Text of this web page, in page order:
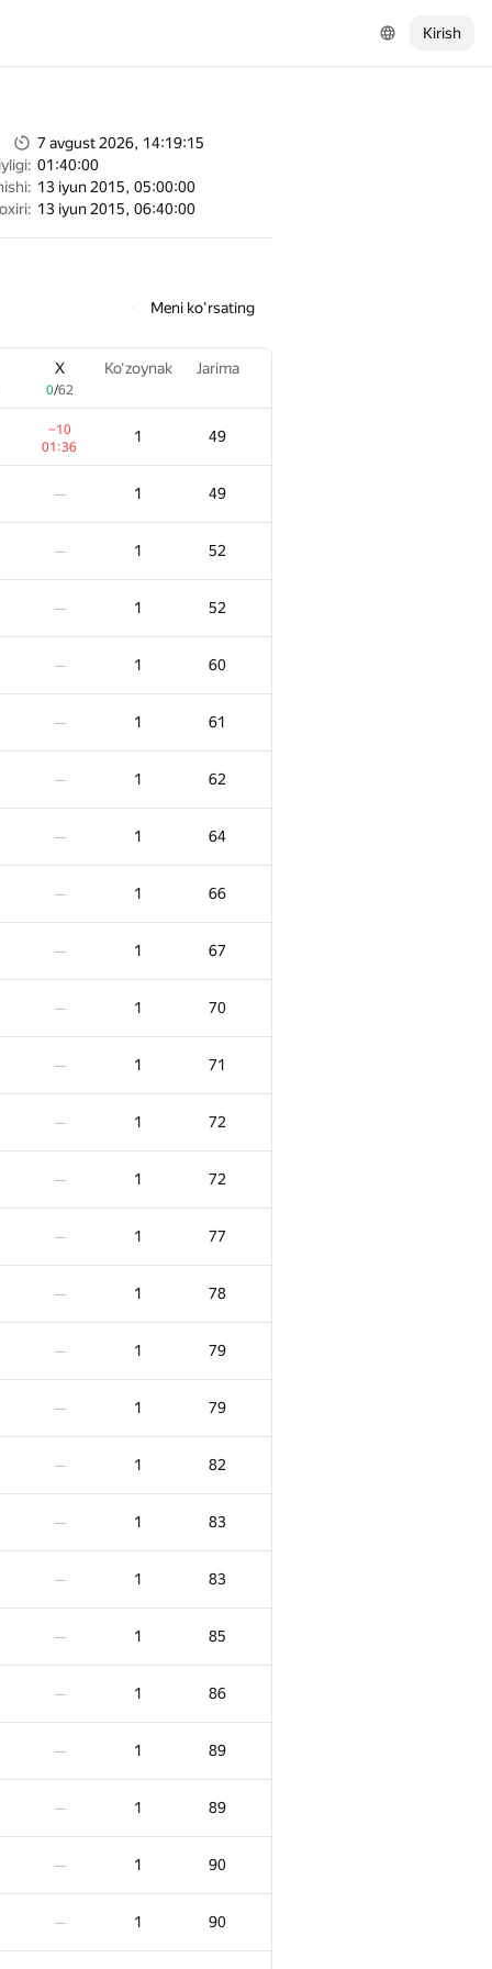
Kirish
7 avgust 2026, 14:19:15
01:40:00
13 iyun 2015, 05:00:00
oxiri: 13 iyun 2015, 06:40:00
Meni ko'rsating
X
0/62
Ko‘zoynak Jarima
−10
01:36
1 49
— 1 49
— 1 52
— 1 52
— 1 60
— 1 61
— 1 62
— 1 64
— 1 66
— 1 67
— 1 70
— 1 71
— 1 72
— 1 72
— 1 77
— 1 78
— 1 79
— 1 79
— 1 82
— 1 83
— 1 83
— 1 85
— 1 86
— 1 89
— 1 89
— 1 90
— 1 90